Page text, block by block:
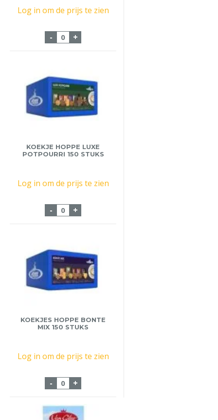
Log in om de prijs te zien
- Completa Creamer Zak 1000gr aantal
+
KOEKJE HOPPE LUXE
POTPOURRI 150 STUKS
Log in om de prijs te zien
- Koekje Hoppe Luxe Potpourri 150 stuks
+
KOEKJES HOPPE BONTE
MIX 150 STUKS
Log in om de prijs te zien
- Koekjes Hoppe Bonte Mix 150 stuks
+